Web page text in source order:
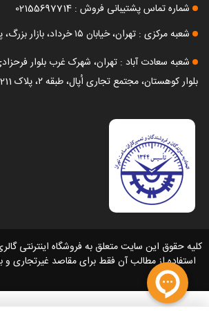
شماره تماس پشتیبانی فروش : 02155697714
شعبه مرکزی : تهران، خیابان ۱۵ خرداد، بازار بزرگ، پاساژ ساعت، پلاک ۲
شعبه سعادت آباد : تهران، شهرک غرب بلوار
بلوار کوهستان، مجتمع تجاری اُپال، طبقه ۲، پلاک 211
کلیه حقوق این سایت متعلق به فروشگاه اینترنتی
استفاده از مطالب آن فقط برای مقاصد غیرتجاری و